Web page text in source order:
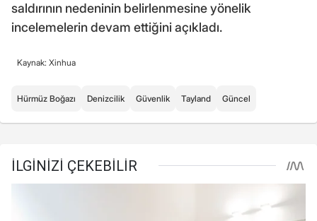
saldırının nedeninin belirlenmesine yönelik
incelemelerin devam ettiğini açıkladı.
Kaynak: Xinhua
Hürmüz Boğazı Denizcilik Güvenlik Tayland Güncel